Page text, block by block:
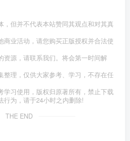
，但并不代表本站赞同其观点和对其真
商业活动，请您购买正版授权并合法使
资源，请联系我们。将会第一时间解
整理，仅供大家参考、学习，不存在任
学习使用，版权归原著所有，禁止下载
行为，请于24小时之内删除!
THE END